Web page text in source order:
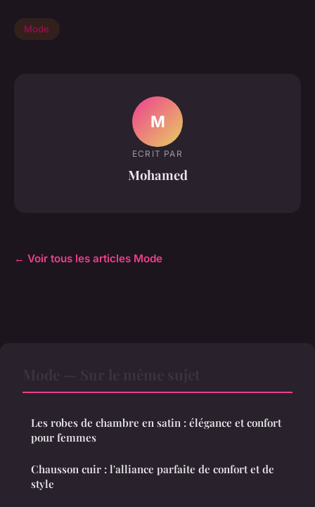
Mode
M
ECRIT PAR
Mohamed
← Voir tous les articles Mode
Les robes de chambre en satin : élégance et confort
pour femmes
Chausson cuir : l'alliance parfaite de confort et de
style